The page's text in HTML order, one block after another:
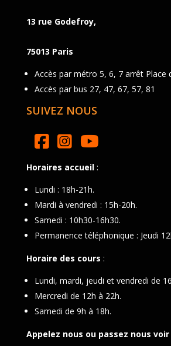
13 rue Godefroy,
75013 Paris
Accès par métro 5, 6, 7 arrêt Place
Accès par bus 27, 47, 67, 57, 81
SUIVEZ NOUS
Horaires accueil:
Lundi : 18h-21h.
Mardi à vendredi : 15h-20h.
Samedi : 10h30-16h30.
Permanence téléphonique : Jeudi
Horaire des cours :
Lundi, mardi, jeudi et vendredi de
Mercredi de 12h à 22h.
Samedi de 9h à 18h.
Appelez nous ou passez nous voir